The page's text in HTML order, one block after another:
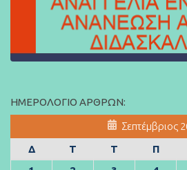
ΗΜΕΡΟΛΌΓΙΟ ΆΡΘΡΩΝ:
Σεπτέμβριος
Δ
Τ Τ Π